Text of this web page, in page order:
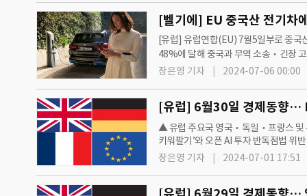
[벨기에] EU 중국산 전기차
[유럽] 유럽연합(EU) 7월5일부로 중국
48%에 달해 중국과 무역 소송‧긴장
유럽으로 수출하고 있다. [출처=BMW…
장은영 기자 2024-07-06 00:00
▲ 유럽 주요국 영국‧독일‧프랑스 및
키워팔기’와 오픈 AI 투자 반독점법 위
대한 과장금 물 수 있어… 이에 MS…
장은영 기자 2024-07-01 17:51